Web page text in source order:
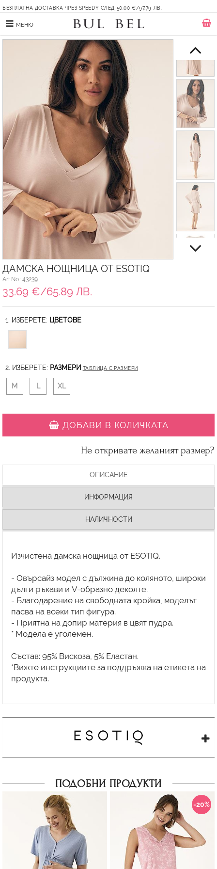
БЕЗПЛАТНА ДОСТАВКА ЧРЕЗ SPEEDY СЛЕД 50.00 €/97.79 ЛВ.
МЕНЮ
ДАМСКА НОЩНИЦА ОТ ESOTIQ
Art.No.: 43239
33.69 €/65.89 ЛВ.
1. ИЗБЕРЕТЕ: ЦВЕТОВЕ
2. ИЗБЕРЕТЕ: РАЗМЕРИ ТАБЛИЦА С РАЗМЕРИ
M L XL
ДОБАВИ В КОЛИЧКАТА
Не откривате желаният размер?
ОПИСАНИЕ
ИНФОРМАЦИЯ
НАЛИЧНОСТИ
Изчистена дамска нощница от ESOTIQ.
- Овърсайз модел с дължина до коляното, широки
дълги ръкави и V-образно деколте.
- Благодарение на свободната кройка, моделът
пасва на всеки тип фигура.
- Приятна на допир материя в цвят пудра.
* Модела е уголемен.
Състав: 95% Вискоза, 5% Еластан.
*Вижте инструкциите за поддръжка на етикета на
продукта.
ПОДОБНИ ПРОДУКТИ
-20%